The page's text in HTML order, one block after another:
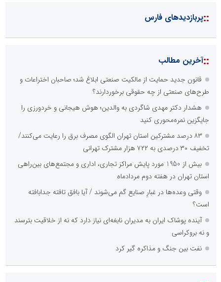
::پربازدیدهای فارس
::آخرین مطالب
قانون جدید حمایت از مالکیت صنعتی ابلاغ شد؛ صاحبان اختراعات و
طرح‌های صنعتی از چه حقوقی برخوردارند؟
هشدار دکتر مهدی شاگردی به والدین؛ هوش هیجانی و خردورزی را
جایگزین نمره‌محوری کنید
۸۳ درصد مشترکین استان تهران الگوی مصرف برق را رعایت می‌کنند/
تخفیف ۳۰ درصدی به ۷۲۲ هزار مشترک تهرانی
بیش از 1950 مورد پایش مراکز تجاری، اداری و مجتمع‌های بین‌راهی
استان تهران در هفته دوم مردادماه
وقتی وعده‌ها در غبارِ صنایع گم می‌شوند / آیا بافق تافته جدابافته
است؟
آینده پوشاک ایران به مدیران نابغه‌ای نیاز دارد که نه از خلاقیت بترسند
و نه بروکراسی
نفت بین جنگ و مذاکره گیر کرد